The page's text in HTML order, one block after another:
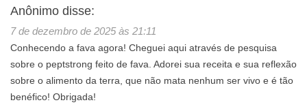
Anônimo disse:
7 de dezembro de 2025 às 21:11
Conhecendo a fava agora! Cheguei aqui através de pesquisa
sobre o peptstrong feito de fava. Adorei sua receita e sua reflexão
sobre o alimento da terra, que não mata nenhum ser vivo e é tão
benéfico! Obrigada!